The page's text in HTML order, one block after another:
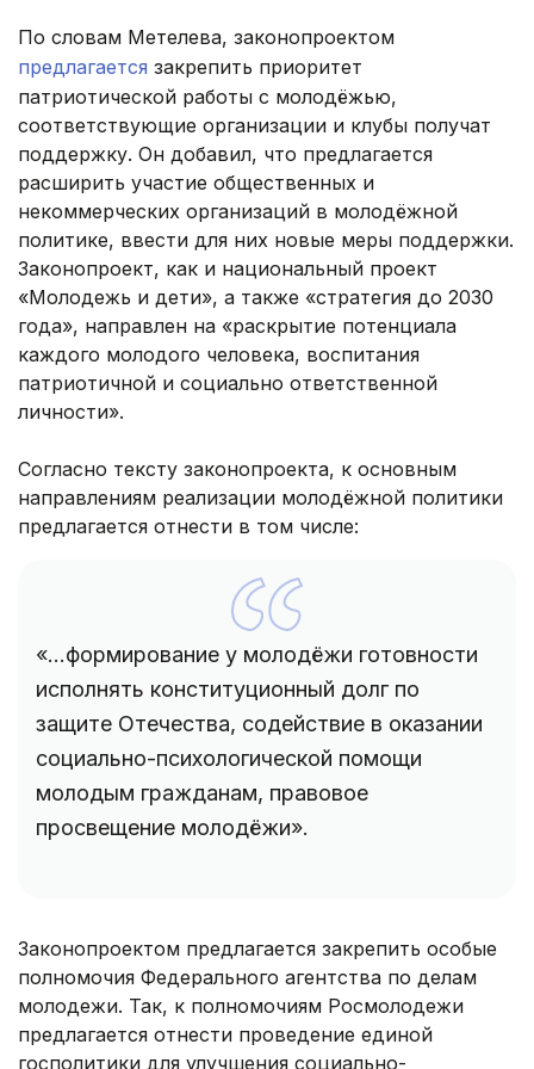
По словам Метелева, законопроектом
предлагается закрепить приоритет
патриотической работы с молодёжью,
соответствующие организации и клубы получат
поддержку. Он добавил, что предлагается
расширить участие общественных и
некоммерческих организаций в молодёжной
политике, ввести для них новые меры поддержки.
Законопроект, как и национальный проект
«Молодежь и дети», а также «стратегия до 2030
года», направлен на «раскрытие потенциала
каждого молодого человека, воспитания
патриотичной и социально ответственной
личности».
Согласно тексту законопроекта, к основным
направлениям реализации молодёжной политики
предлагается отнести в том числе:
«...формирование у молодёжи готовности
исполнять конституционный долг по
защите Отечества, содействие в оказании
социально-психологической помощи
молодым гражданам, правовое
просвещение молодёжи».
Законопроектом предлагается закрепить особые
полномочия Федерального агентства по делам
молодежи. Так, к полномочиям Росмолодежи
предлагается отнести проведение единой
госполитики для улучшения социально-